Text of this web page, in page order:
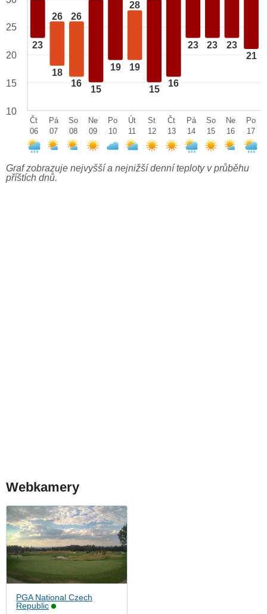
23
26
18
26
16
15
19
28
19
15
16
23 23 23
21
25
20
15
10
Čt
06
Pá
07
So
08
Ne
09
Po
10
Út
11
St
12
Čt
13
Pá
14
So
15
Ne
16
Po
17
Graf zobrazuje nejvyšší a nejnižší denní teploty v průběhu
příštích dnů.
Webkamery
PGA National Czech
Republic